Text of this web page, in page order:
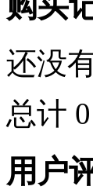
还没
总计
用户